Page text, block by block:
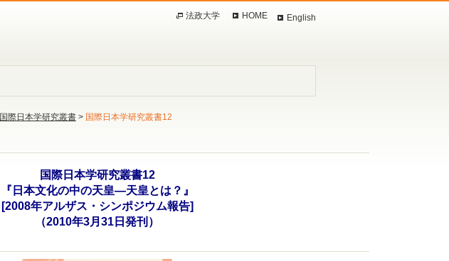
English
法政大学 HOME
国際日本学研究叢書 > 国際日本学研究叢書12
国際日本学研究叢書12
『日本文化の中の天皇―天皇とは？』
[2008年アルザス・シンポジウム報告]
（2010年3月31日発刊）